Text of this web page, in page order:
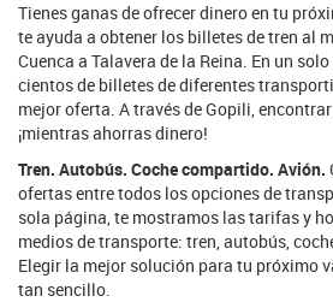
Tienes ganas de ofrecer dinero en tu
te ayuda a obtener los billetes de tren al
Cuenca a Talavera de la Reina. En un
cientos de billetes de diferentes
mejor oferta. A través de Gopili,
¡mientras ahorras dinero!
Tren. Autobús. Coche compartido. Avión.
ofertas entre todos los opciones de
sola página, te mostramos las tarifas y
medios de transporte: tren, autobús,
Elegir la mejor solución para tu próximo
tan sencillo.